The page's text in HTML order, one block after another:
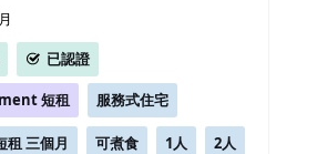
已認證
短租 服務式住宅
租 三個月 可煮食 1人 2人